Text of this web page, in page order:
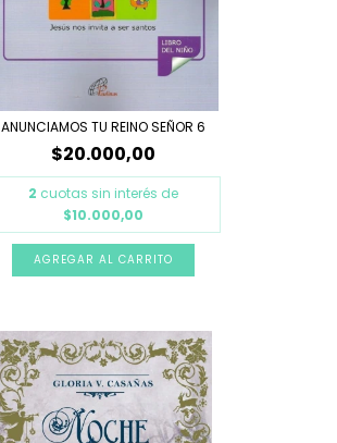
ANUNCIAMOS TU REINO SEÑOR 6
$20.000,00
2 cuotas sin interés de
$10.000,00